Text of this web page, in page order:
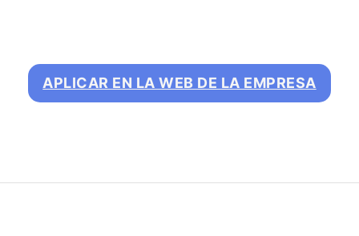
APLICAR EN LA WEB DE LA EMPRESA